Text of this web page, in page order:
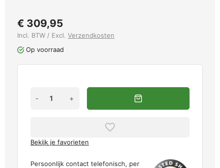
€ 309,95
Incl. BTW / Excl. Verzendkosten
Op voorraad
- +
Bekijk je favorieten
Persoonlijk contact telefonisch, per